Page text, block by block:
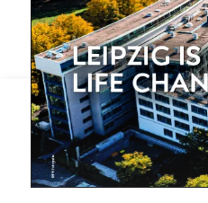
E-
Mail
(erforderlich)